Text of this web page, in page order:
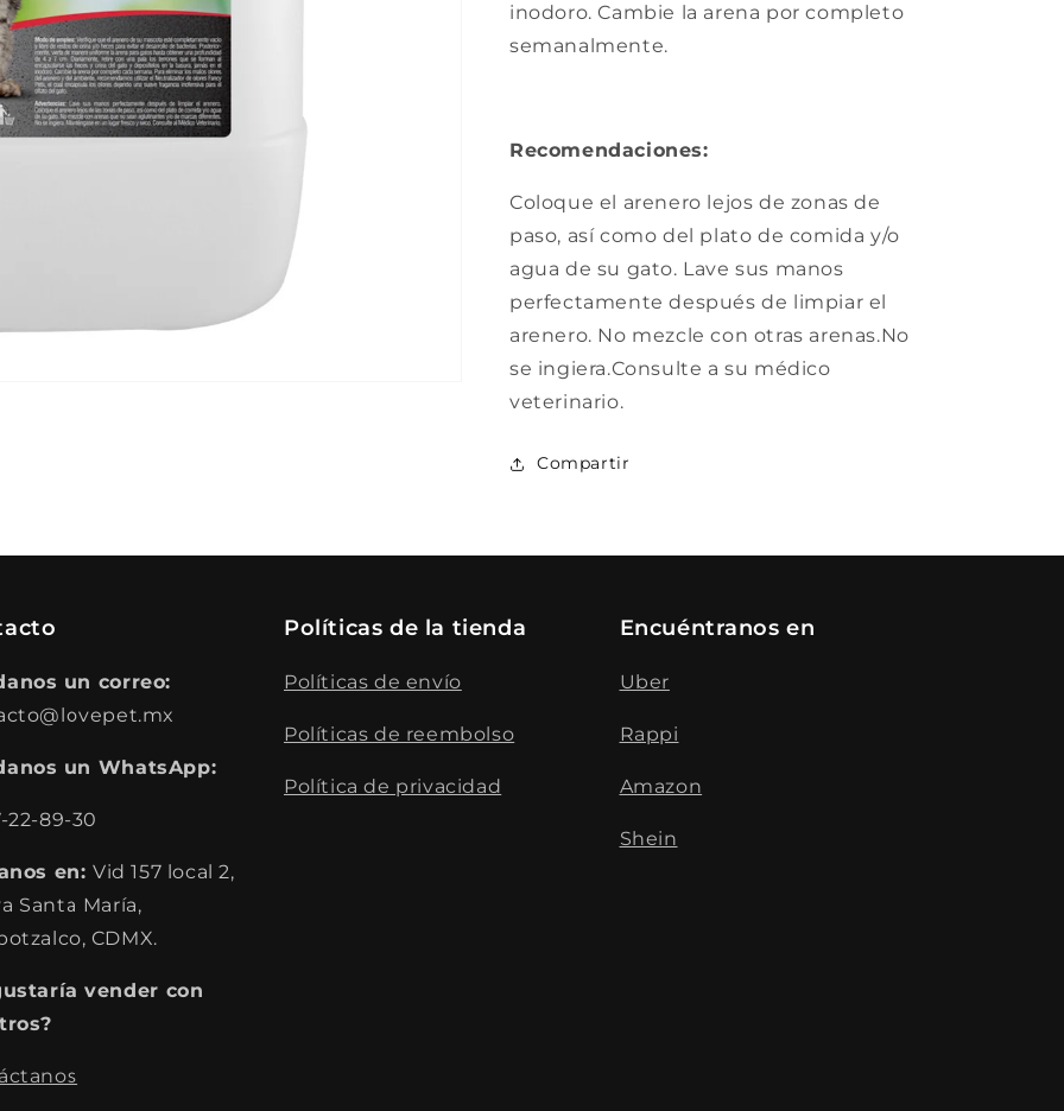
inodoro. Cambie la arena por completo
semanalmente.
Recomendaciones:
Coloque el arenero lejos de zonas de
paso, así como del plato de comida y/o
agua de su gato. Lave sus manos
perfectamente después de limpiar el
arenero. No mezcle con otras arenas.No
se ingiera.Consulte a su médico
veterinario.
Compartir
un correo:
un WhatsApp:
22-89-30
en: Vid 157 local 2,
Santa María,
CDMX.
vender con
Políticas de la tienda
Políticas de envío
Políticas de reembolso
Política de privacidad
Encuéntranos en
Uber
Rappi
Amazon
Shein